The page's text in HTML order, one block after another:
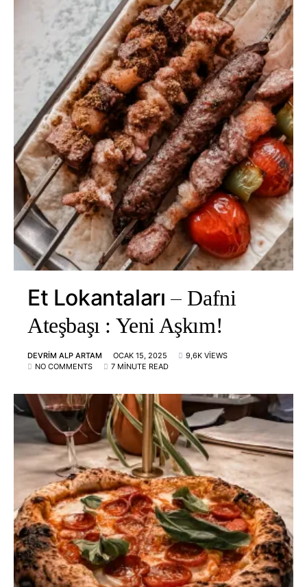
Et Lokantaları
Dafni
Ateşbaşı : Yeni Aşkım!
DEVRIM ALP ARTAM OCAK 15, 2025
9,6K VIEWS
NO COMMENTS
7 MINUTE READ